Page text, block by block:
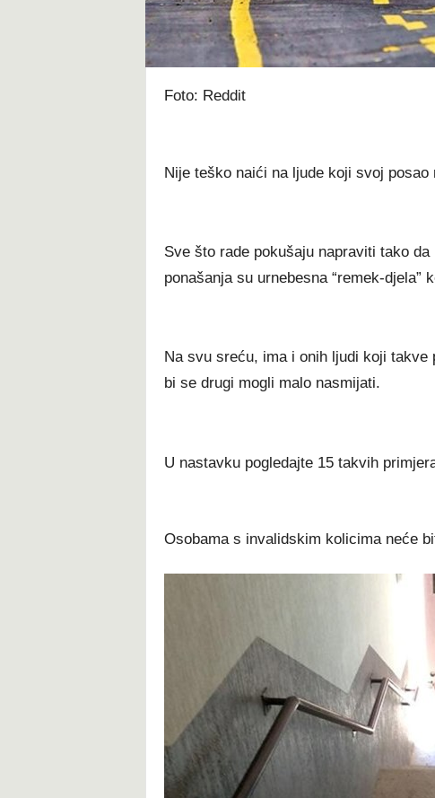
Foto: Reddit
Nije teško naići na ljude koji svoj
Sve što rade pokušaju napraviti tako
ponašanja su urnebesna “remek-djela”
Na svu sreću, ima i onih ljudi koji
bi se drugi mogli malo nasmijati.
U nastavku pogledajte 15 takvih
Osobama s invalidskim kolicima neće